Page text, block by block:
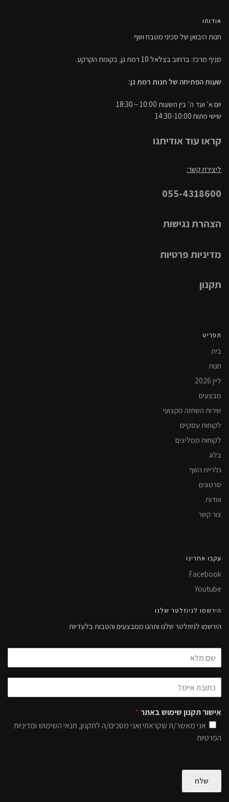
אודותו
חנות היבואן של סכיני מטבח ושף
סניף מרכז: ברחוב בצלאל 10 רמת גן, בקומת הקרקע.
שעות הפתיחה של חנות רמת גן:
יום א’ ועד ה’ בין השעות 10:00 – 18:30.
שישי פתוח 14:30-10:00
קראו עוד אודיתנו
ליצירת קשר:
055-4318600
הצהרת נגישות
מדיניות פרטיות
תקנון
תפריט
בית
חנות
ליין 2026
מבצעים
שירות השחזה מקצועי
לקוחות עסקיים
לקוחות ממליצים
בלוג
גלריית השף
סרטונים
אודות
צור קשר
עקבו אחרינו
Facebook
Youtube
הירשמו לניוזלטר שלנו
הירשמו לניוזלטר שלנו ותהנו ממבצעים והטבות בלעדיות
אישור תקנון שימוש באתר *
אני מאשר/ת שקראתי ואני מסכים/ה לתקנון, תנאי השימוש ומדיניות
הפרטיות
שלח